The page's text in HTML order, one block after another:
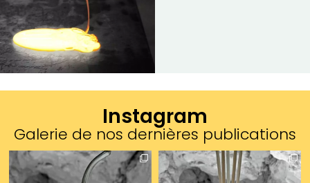
Instagram
Galerie de nos dernières publications